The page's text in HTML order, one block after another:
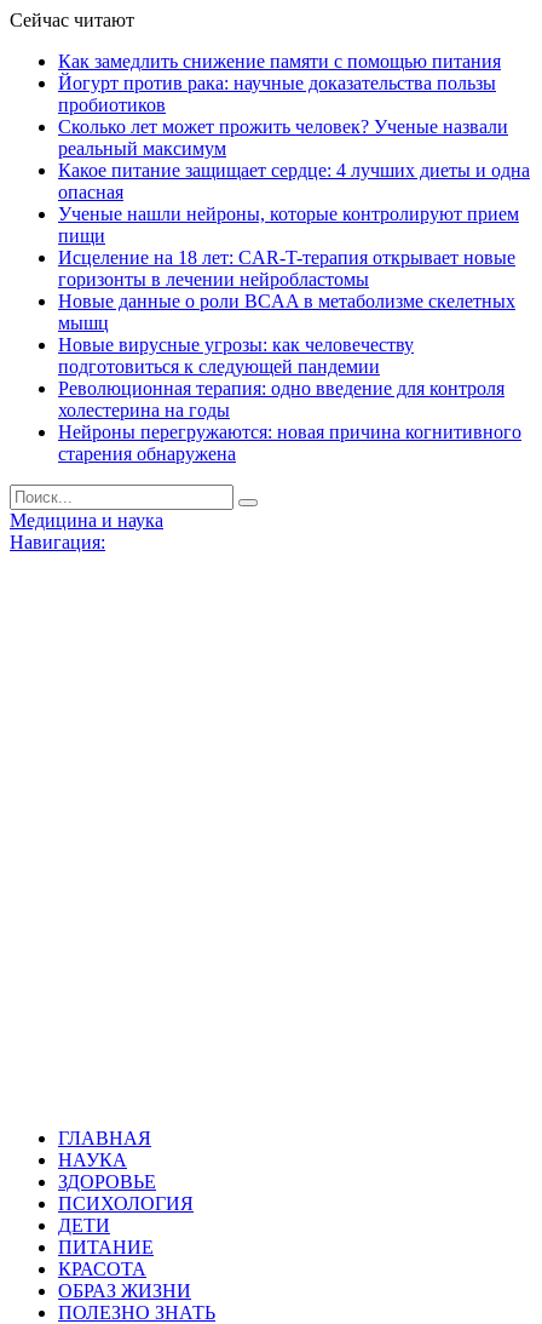
Сейчас читают
Как замедлить снижение памяти с помощью питания
Йогурт против рака: научные доказательства пользы
пробиотиков
Сколько лет может прожить человек? Ученые назвали
реальный максимум
Какое питание защищает сердце: 4 лучших диеты и одна
опасная
Ученые нашли нейроны, которые контролируют прием
пищи
Исцеление на 18 лет: CAR-T-терапия открывает новые
горизонты в лечении нейробластомы
Новые данные о роли BCAA в метаболизме скелетных
мышц
Новые вирусные угрозы: как человечеству
подготовиться к следующей пандемии
Революционная терапия: одно введение для контроля
холестерина на годы
Нейроны перегружаются: новая причина когнитивного
старения обнаружена
Медицина и наука
Навигация:
ГЛАВНАЯ
НАУКА
ЗДОРОВЬЕ
ПСИХОЛОГИЯ
ДЕТИ
ПИТАНИЕ
КРАСОТА
ОБРАЗ ЖИЗНИ
ПОЛЕЗНО ЗНАТЬ